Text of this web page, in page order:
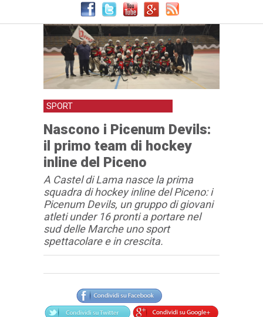
SPORT
Nascono i Picenum Devils:
il primo team di hockey
inline del Piceno
A Castel di Lama nasce la prima
squadra di hockey inline del Piceno: i
Picenum Devils, un gruppo di giovani
atleti under 16 pronti a portare nel
sud delle Marche uno sport
spettacolare e in crescita.
Articolo
Testo articolo principale